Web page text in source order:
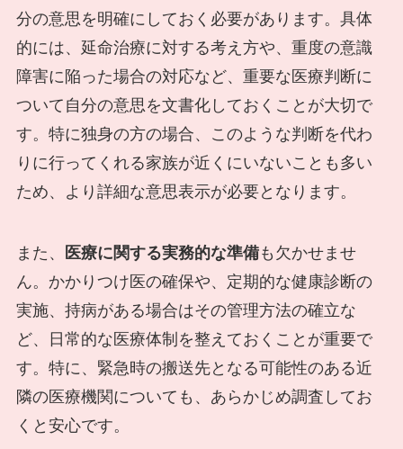
分の意思を明確にしておく必要があります。具体
的には、延命治療に対する考え方や、重度の意識
障害に陥った場合の対応など、重要な医療判断に
ついて自分の意思を文書化しておくことが大切で
す。特に独身の方の場合、このような判断を代わ
りに行ってくれる家族が近くにいないことも多い
ため、より詳細な意思表示が必要となります。
また、 医療に関する実務的な準備も欠かせませ
ん。かかりつけ医の確保や、定期的な健康診断の
実施、持病がある場合はその管理方法の確立な
ど、日常的な医療体制を整えておくことが重要で
す。特に、緊急時の搬送先となる可能性のある近
隣の医療機関についても、あらかじめ調査してお
くと安心です。